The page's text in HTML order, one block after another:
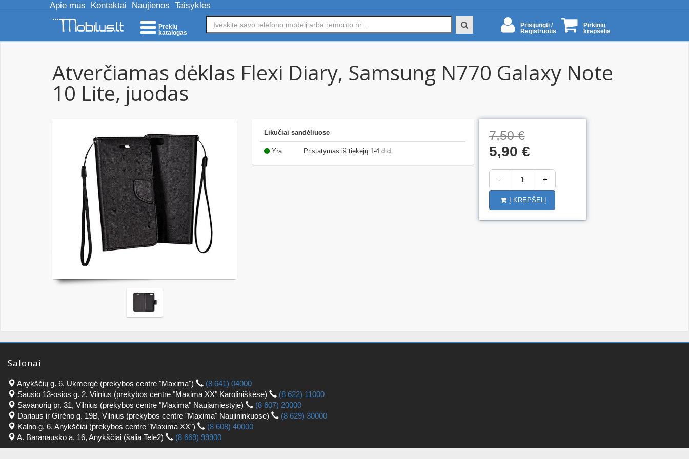
Apie mus Kontaktai Naujienos Taisyklės
Prekių
katalogas
Prisijungti /
Registruotis
Pirkinių
krepšelis
Atverčiamas dėklas Flexi Diary, Samsung N770 Galaxy Note
10 Lite, juodas
Likučiai sandėliuose
Yra Pristatymas iš tiekėjų 1-4 d.d.
7,50 €
5,90 €
- +
Į KREPŠELĮ
Salonai
Anykščių g. 6, Ukmergė (prekybos centre "Maxima")
(8 641) 04000
Sausio 13-osios g. 2, Vilnius (prekybos centre "Maxima XX" Karoliniškėse)
(8 622) 11000
Savanorių pr. 31, Vilnius (prekybos centre "Maxima" Naujamiestyje)
(8 607) 20000
Dariaus ir Girėno g. 19B, Vilnius (prekybos centre "Maxima" Naujininkuose)
(8 629) 30000
Kalno g. 6, Anykščiai (prekybos centre "Maxima XX")
(8 608) 40000
A. Baranausko a. 16, Anykščiai (šalia Tele2)
(8 669) 99900